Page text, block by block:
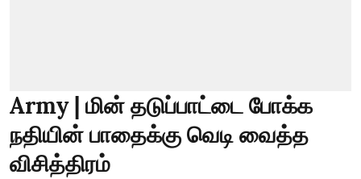
Army | மின் தடுப்பாட்டை போக்க
நதியின் பாதைக்கு வெடி வைத்த
விசித்திரம்